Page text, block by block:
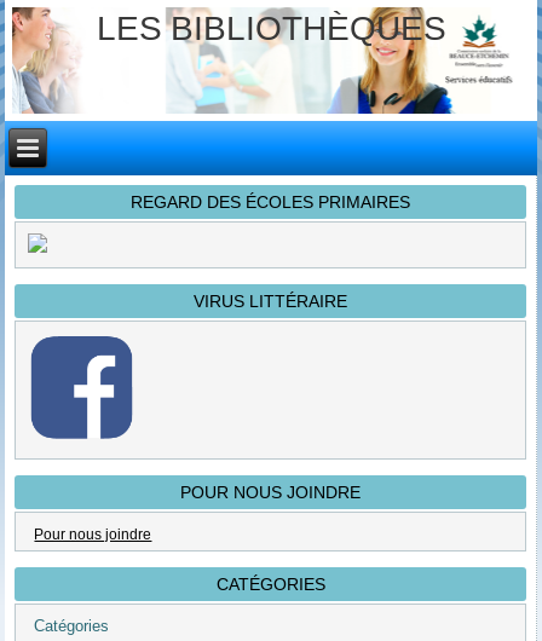
LES BIBLIOTHÈQUES
REGARD DES ÉCOLES PRIMAIRES
VIRUS LITTÉRAIRE
POUR NOUS JOINDRE
Pour nous joindre
CATÉGORIES
Catégories